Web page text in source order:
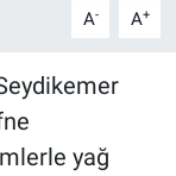
A- A+
yağ